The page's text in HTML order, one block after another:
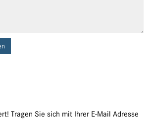
Tragen Sie sich mit Ihrer E-Mail Adresse